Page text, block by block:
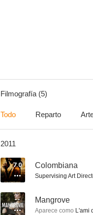
Filmografía (5)
Todo Reparto
2011
7.0 Colombiana
Supervising Art
-- Mangrove
Aparece como L'ami